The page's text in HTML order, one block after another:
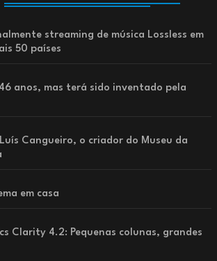
streaming de música Lossless em
50 países
anos, mas terá sido inventado pela
Cangueiro, o criador do Museu da
em casa
Clarity 4.2: Pequenas colunas, grandes